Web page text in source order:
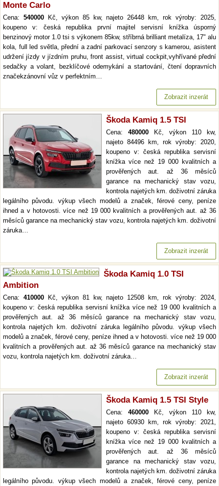
Monte Carlo
Cena: 540000Kč, výkon 85 kw, najeto 26448 km, rok výroby: 2025,
koupeno v: česká republika první majitel servisní knížka úsporný
benzinový motor 1.0 tsi s výkonem 85kw, stříbrná brilliant metalíza, 17" alu
kola, full led světla, přední a zadní parkovací senzory s kamerou, asistent
udržení jízdy v jízdním pruhu, front assist, virtual cockpit,vyhřívané přední
sedačky a volant, bezklíčové odemykání a startování, čtení dopravních
značekzánovní vůz v perfektním…
Zobrazit inzerát
Škoda Kamiq 1.5 TSI
Cena: 480000 Kč, výkon 110 kw,
najeto 84496 km, rok výroby: 2020,
koupeno v: česká republika servisní
knížka více než 19 000 kvalitních a
prověřených aut. až 36 měsíců
garance na mechanický stav vozu,
kontrola najetých km. doživotní záruka
legálního původu. výkup všech modelů a značek, férové ceny, peníze
ihned a v hotovosti. více než 19 000 kvalitních a prověřených aut. až 36
měsíců garance na mechanický stav vozu, kontrola najetých km. doživotní
záruka…
Zobrazit inzerát
Škoda Kamiq 1.0 TSI
Ambition
Cena: 410000Kč, výkon 81 kw, najeto 12508 km, rok výroby: 2024,
koupeno v: česká republika servisní knížka více než 19 000 kvalitních a
prověřených aut. až 36 měsíců garance na mechanický stav vozu,
kontrola najetých km. doživotní záruka legálního původu. výkup všech
modelů a značek, férové ceny, peníze ihned a v hotovosti. více než 19 000
kvalitních a prověřených aut. až 36 měsíců garance na mechanický stav
vozu, kontrola najetých km. doživotní záruka…
Zobrazit inzerát
Škoda Kamiq 1.5 TSI Style
Cena: 460000 Kč, výkon 110 kw,
najeto 60930 km, rok výroby: 2021,
koupeno v: česká republika servisní
knížka více než 19 000 kvalitních a
prověřených aut. až 36 měsíců
garance na mechanický stav vozu,
kontrola najetých km. doživotní záruka
legálního původu. výkup všech modelů a značek, férové ceny, peníze